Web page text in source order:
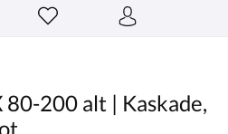
80-200 alt | Kaskade,